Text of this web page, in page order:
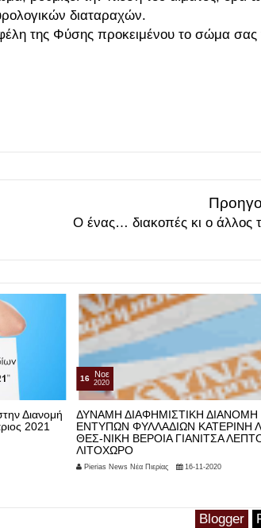
διαταραχών.
της Φύσης προκειμένου το σώμα σας
Ο ένας… διακοπές κι ο άλλος
Διανομή
2021
16 Νοε
2020
ΔΥΝΑΜΗ ΔΙΑΦΗΜΙΣΤΙΚΗ ΔΙΑΝΟΜΗ
ΕΝΤΥΠΩΝ ΦΥΛΛΑΔΙΩΝ ΚΑΤΕΡΙΝΗ
ΘΕΣ-ΝΙΚΗ ΒΕΡΟΙΑ ΓΙΑΝΙΤΣΑ
ΛΙΤΟΧΩΡΟ
Pierias News Νέα Πιερίας 16-11-2020
Blogger